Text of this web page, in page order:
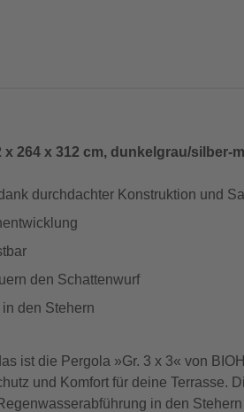
x 264 x 312 cm, dunkelgrau/silber-
durchdachter Konstruktion und
den Schattenwurf
den Stehern
ist die Pergola »Gr. 3 x 3« von
und Komfort für deine
in den